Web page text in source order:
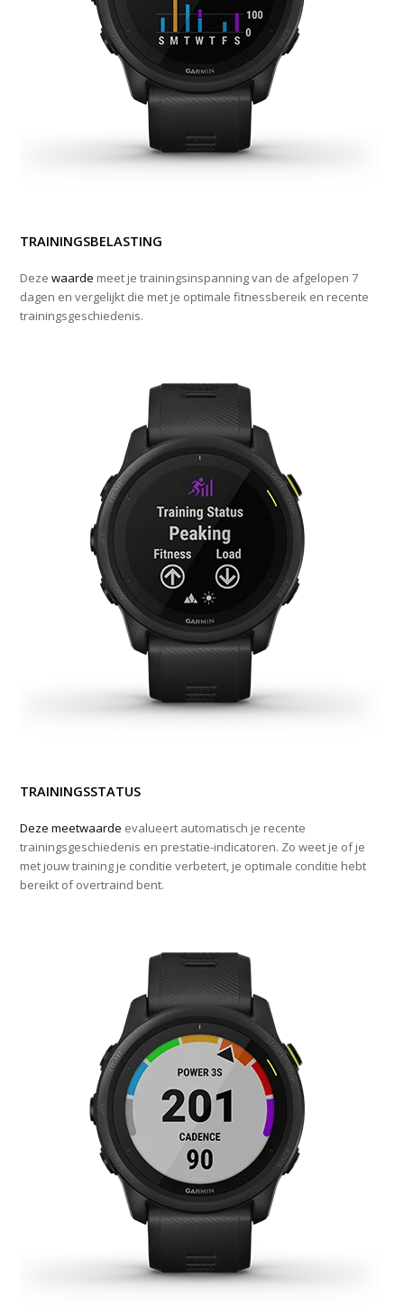
TRAININGSBELASTING
Dezewaarde meet je trainingsinspanning van de afgelopen 7
dagen en vergelijkt die met je optimale fitnessbereik en recente
trainingsgeschiedenis.
TRAININGSSTATUS
Deze meetwaarde evalueert automatisch je recente
trainingsgeschiedenis en prestatie-indicatoren. Zo weet je of je
met jouw training je conditie verbetert, je optimale conditie hebt
bereikt of overtraind bent.